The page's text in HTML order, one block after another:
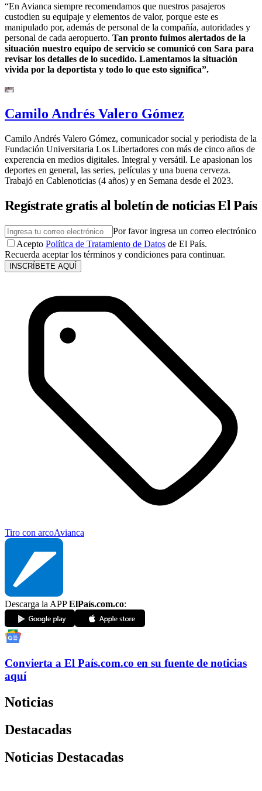
“En Avianca siempre recomendamos que nuestros pasajeros
custodien su equipaje y elementos de valor, porque este es
manipulado por, además de personal de la compañía, autoridades y
personal de cada aeropuerto. Tan pronto fuimos alertados de la
situación nuestro equipo de servicio se comunicó con Sara para
revisar los detalles de lo sucedido. Lamentamos la situación
vivida por la deportista y todo lo que esto significa”.
Camilo Andrés Valero Gómez
Camilo Andrés Valero Gómez, comunicador social y periodista de la
Fundación Universitaria Los Libertadores con más de cinco años de
experencia en medios digitales. Integral y versátil. Le apasionan los
deportes en general, las series, películas y una buena cerveza.
Trabajó en Cablenoticias (4 años) y en Semana desde el 2023.
Regístrate gratis al boletín de noticias El País
Por favor ingresa un correo electrónico
Acepto Política de Tratamiento de Datos de El País.
Recuerda aceptar los términos y condiciones para continuar.
INSCRÍBETE AQUÍ
Tiro con arcoAvianca
Descarga la APPElPaís.com.co:
Convierta a El País.com.co en su fuente de noticias
aquí
Noticias
Destacadas
Noticias Destacadas